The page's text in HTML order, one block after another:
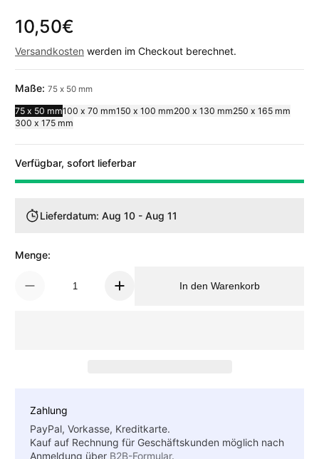
Regulärer Preis
10,50€
Versandkosten werden im Checkout berechnet.
Maße: 75 x 50 mm
75 x 50 mm100 x 70 mm150 x 100 mm200 x 130 mm250 x 165 mm
300 x 175 mm
Verfügbar, sofort lieferbar
Lieferdatum: Aug 10 - Aug 11
Menge:
In den Warenkorb
Zahlung
PayPal, Vorkasse, Kreditkarte.
Kauf auf Rechnung für Geschäftskunden möglich nach
Anmeldung über B2B-Formular.